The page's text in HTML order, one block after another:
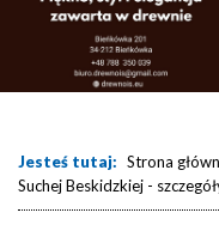
Jesteś tutaj: Strona
Suchej Beskidzkiej -